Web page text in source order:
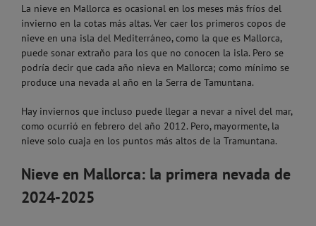
La nieve en Mallorca es ocasional en los meses más fríos del
invierno en la cotas más altas. Ver caer los primeros copos de
nieve en una isla del Mediterráneo, como la que es Mallorca,
puede sonar extraño para los que no conocen la isla. Pero se
podría decir que cada año nieva en Mallorca; como mínimo se
produce una nevada al año en la Serra de Tamuntana.
Hay inviernos que incluso puede llegar a nevar a nivel del mar,
como ocurrió en febrero del año 2012. Pero, mayormente, la
nieve solo cuaja en los puntos más altos de la Tramuntana.
Nieve en Mallorca: la primera nevada de
2024-2025